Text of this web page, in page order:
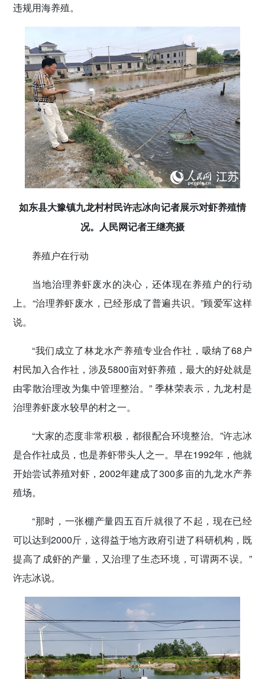
违规用海养殖。
如东县大豫镇九龙村村民许志冰向记者展示对虾养殖情
况。人民网记者王继亮摄
养殖户在行动
当地治理养虾废水的决心，还体现在养殖户的行动
上。“治理养虾废水，已经形成了普遍共识。”顾爱军这样
说。
“我们成立了林龙水产养殖专业合作社，吸纳了68户
村民加入合作社，涉及5800亩对虾养殖，最大的好处就是
由零散治理改为集中管理整治。” 季林荣表示，九龙村是
治理养虾废水较早的村之一。
“大家的态度非常积极，都很配合环境整治。”许志冰
是合作社成员，也是养虾带头人之一。早在1992年，他就
开始尝试养殖对虾，2002年建成了300多亩的九龙水产养
殖场。
“那时，一张棚产量四五百斤就很了不起，现在已经
可以达到2000斤，这得益于地方政府引进了科研机构，既
提高了成虾的产量，又治理了生态环境，可谓两不误。”
许志冰说。